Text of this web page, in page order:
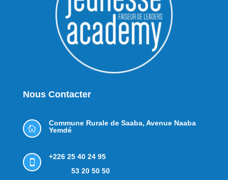
Nous Contacter

Commune Rurale de Saaba, Avenue Naaba
Yemdé

+226 25 40 24 95
53 20 50 50